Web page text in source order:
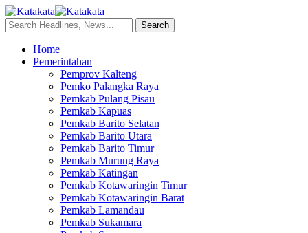
Home
Pemerintahan
Pemprov Kalteng
Pemko Palangka Raya
Pemkab Pulang Pisau
Pemkab Kapuas
Pemkab Barito Selatan
Pemkab Barito Utara
Pemkab Barito Timur
Pemkab Murung Raya
Pemkab Katingan
Pemkab Kotawaringin Timur
Pemkab Kotawaringin Barat
Pemkab Lamandau
Pemkab Sukamara